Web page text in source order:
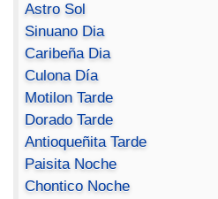
Astro Sol
Sinuano Dia
Caribeña Dia
Culona Día
Motilon Tarde
Dorado Tarde
Antioqueñita Tarde
Paisita Noche
Chontico Noche